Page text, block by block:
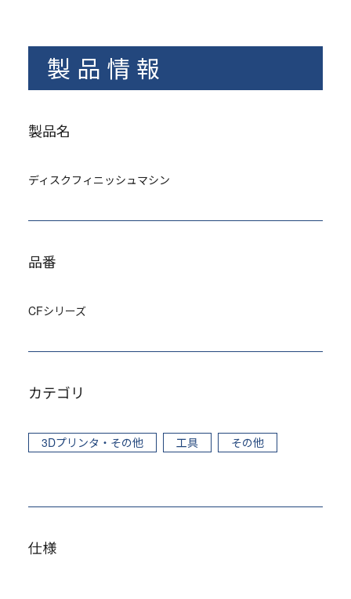
製品情報
製品名
ディスクフィニッシュマシン
品番
CFシリーズ
カテゴリ
3Dプリンタ・その他 工具 その他
仕様